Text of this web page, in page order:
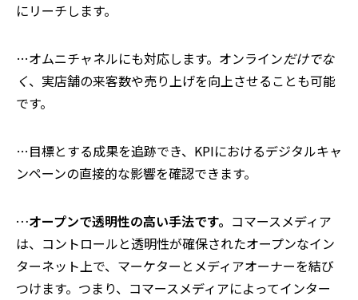
にリーチします。
…オムニチャネルにも対応します。オンラインだけでな
く、実店舗の来客数や売り上げを向上させることも可能
です。
…目標とする成果を追跡でき、KPIにおけるデジタルキャ
ンペーンの直接的な影響を確認できます。
…オープンで透明性の高い手法です。 コマースメディア
は、コントロールと透明性が確保されたオープンなイン
ターネット上で、マーケターとメディアオーナーを結び
つけます。つまり、コマースメディアによってインター